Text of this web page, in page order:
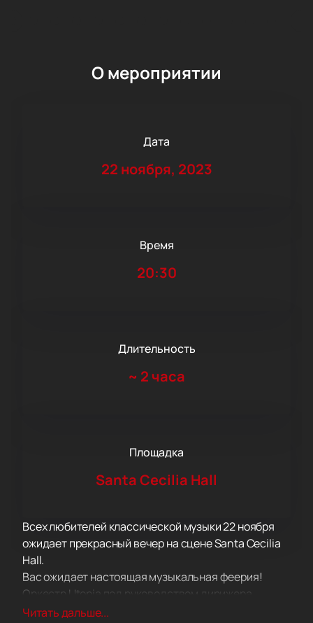
О мероприятии
Дата
22 ноября, 2023
Время
20:30
Длительность
~ 2 часа
Площадка
Santa Cecilia Hall
Всех любителей классической музыки 22 ноября
ожидает прекрасный вечер на сцене Santa Cecilia
Hall.
Вас ожидает настоящая музыкальная феерия!
Оркестр Utopia под руководством дирижера
Теодора Курентзиса исполнит композиции мировых
Читать дальше...